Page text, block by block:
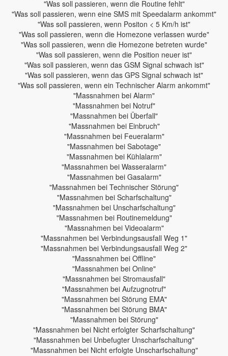
"Was soll passieren, wenn die Routine fehlt"
"Was soll passieren, wenn eine SMS mit Speedalarm ankommt"
"Was soll passieren, wenn Positon < 5 Km/h ist"
"Was soll passieren, wenn die Homezone verlassen wurde"
"Was soll passieren, wenn die Homezone betreten wurde"
"Was soll passieren, wenn die Position neuer ist"
"Was soll passieren, wenn das GSM Signal schwach ist"
"Was soll passieren, wenn das GPS Signal schwach ist"
"Was soll passieren, wenn ein Technischer Alarm ankommt"
"Massnahmen bei Alarm"
"Massnahmen bei Notruf"
"Massnahmen bei Überfall"
"Massnahmen bei Einbruch"
"Massnahmen bei Feueralarm"
"Massnahmen bei Sabotage"
"Massnahmen bei Kühlalarm"
"Massnahmen bei Wasseralarm"
"Massnahmen bei Gasalarm"
"Massnahmen bei Technischer Störung"
"Massnahmen bei Scharfschaltung"
"Massnahmen bei Unscharfschaltung"
"Massnahmen bei Routinemeldung"
"Massnahmen bei Videoalarm"
"Massnahmen bei Verbindungsausfall Weg 1"
"Massnahmen bei Verbindungsausfall Weg 2"
"Massnahmen bei Offline"
"Massnahmen bei Online"
"Massnahmen bei Stromausfall"
"Massnahmen bei Aufzugnotruf"
"Massnahmen bei Störung EMA"
"Massnahmen bei Störung BMA"
"Massnahmen bei Störung"
"Massnahmen bei Nicht erfolgter Scharfschaltung"
"Massnahmen bei Unbefugter Unscharfschaltung"
"Massnahmen bei Nicht erfolgte Unscharfschaltung"